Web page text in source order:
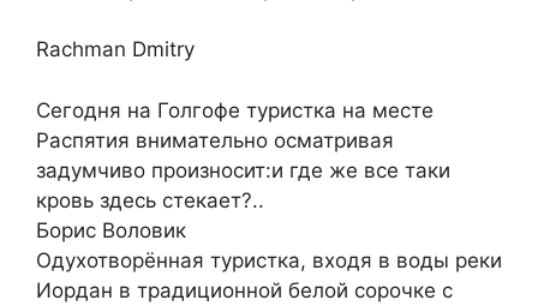
Rachman Dmitry
Сегодня на Голгофе туристка на месте
Распятия внимательно осматривая
задумчиво произносит:и где же все таки
кровь здесь стекает?..
Борис Воловик
Одухотворённая туристка, входя в воды реки
Иордан в традиционной белой сорочке с